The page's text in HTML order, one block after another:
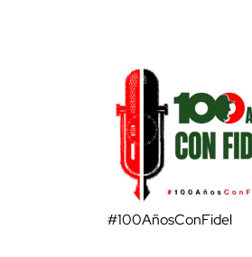
#100AñosConFidel